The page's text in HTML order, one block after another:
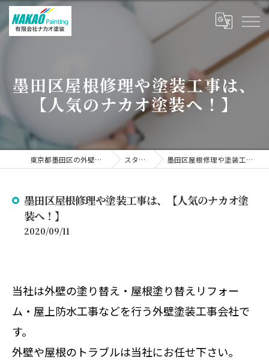
墨田区屋根修理や塗装工事は、
【人気のナカオ塗装へ！】
東京都墨田区の外壁塗装なら有限会社ナカオ塗装 スタッフブログ 墨田区屋根修理や塗装工事は、【人気のナカオ塗装へ！】
墨田区屋根修理や塗装工事は、【人気のナカオ塗
装へ！】
2020/09/11
当社は外壁の塗り替え・屋根塗り替えリフォー
ム・屋上防水工事などを行う外壁塗装工事会社で
す。
外壁や屋根のトラブルは当社にお任せ下さい。